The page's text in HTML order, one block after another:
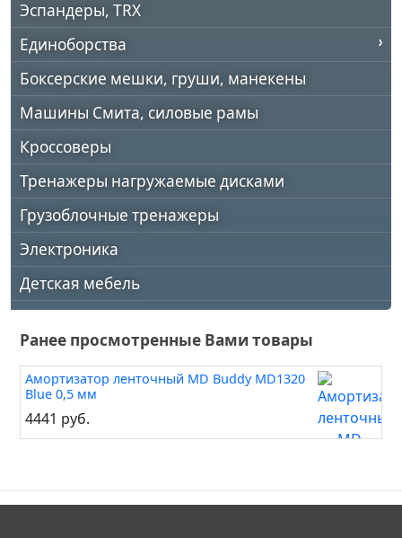
Эспандеры, TRX
Единоборства
Боксерские мешки, груши, манекены
Машины Смита, силовые рамы
Кроссоверы
Тренажеры нагружаемые дисками
Грузоблочные тренажеры
Электроника
Детская мебель
Ранее просмотренные Вами товары
Амортизатор ленточный MD Buddy MD1320
Blue 0,5 мм
4441 руб.